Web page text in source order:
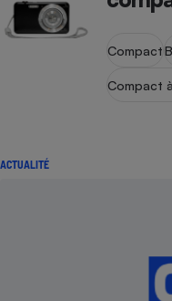
Compact
Compact
ACTUALITÉ